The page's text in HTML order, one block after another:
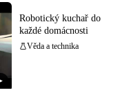
Robotický kuchař do
každé domácnosti
Věda a technika